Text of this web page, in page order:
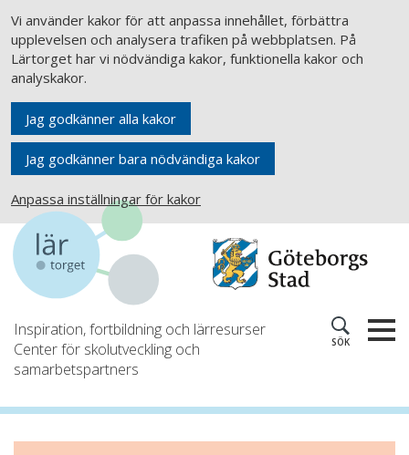
Vi använder kakor för att anpassa innehållet, förbättra
upplevelsen och analysera trafiken på webbplatsen. På
Lärtorget har vi nödvändiga kakor, funktionella kakor och
analyskakor.
Jag godkänner alla kakor
Jag godkänner bara nödvändiga kakor
Anpassa inställningar för kakor
Inspiration, fortbildning och lärresurser
Center för skolutveckling och
samarbetspartners
SÖK